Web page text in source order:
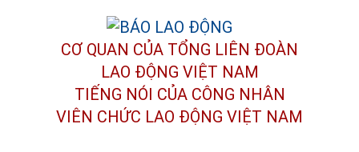
CƠ QUAN CỦA TỔNG LIÊN ĐOÀN
LAO ĐỘNG VIỆT NAM
TIẾNG NÓI CỦA CÔNG NHÂN
VIÊN CHỨC LAO ĐỘNG VIỆT NAM